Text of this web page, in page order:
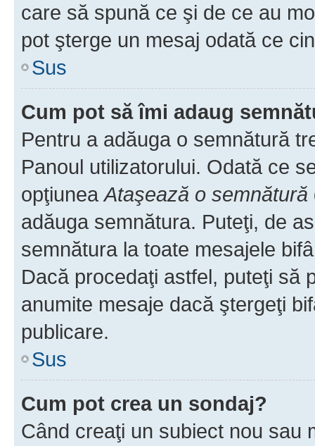
care să spună ce şi de ce au
pot şterge un mesaj odată ce
Sus
Cum pot să îmi adaug
Pentru a adăuga o semnătură
Panoul utilizatorului. Odată ce
opţiuneaAtaşează o semnătură
adăuga semnătura. Puteţi, de
semnătura la toate mesajele
Dacă procedaţi astfel, puteţi să
anumite mesaje dacă ştergeţi
publicare.
Sus
Cum pot crea un sondaj?
Când creaţi un subiect nou sau